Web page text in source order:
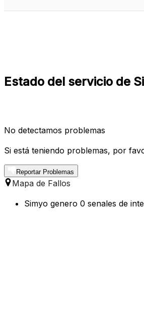
Estado del servicio de
No detectamos problemas
Si está teniendo problemas, por
Reportar Problemas
Mapa de Fallos
Simyo genero 0 senales de